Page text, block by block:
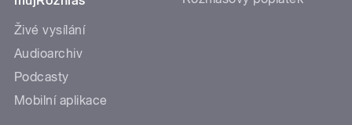
Živé vysílání
Audioarchiv
Podcasty
Mobilní aplikace